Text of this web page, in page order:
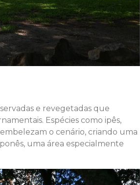
e revegetadas que
Espécies como ipês,
o cenário, criando uma
uma área especialmente